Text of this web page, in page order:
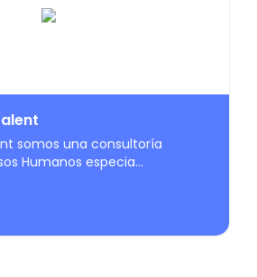
somos una consultoría
Humanos especia...